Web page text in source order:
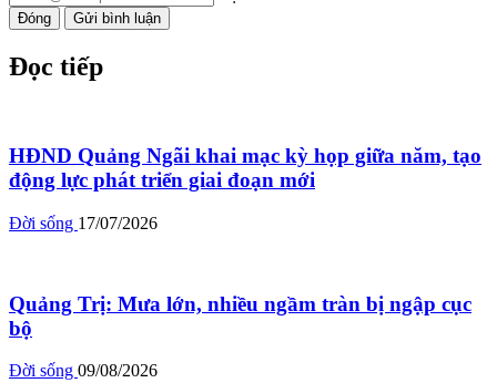
Đóng Gửi bình luận
Đọc tiếp
HĐND Quảng Ngãi khai mạc kỳ họp giữa năm, tạo
động lực phát triển giai đoạn mới
Đời sống 17/07/2026
Quảng Trị: Mưa lớn, nhiều ngầm tràn bị ngập cục
bộ
Đời sống 09/08/2026